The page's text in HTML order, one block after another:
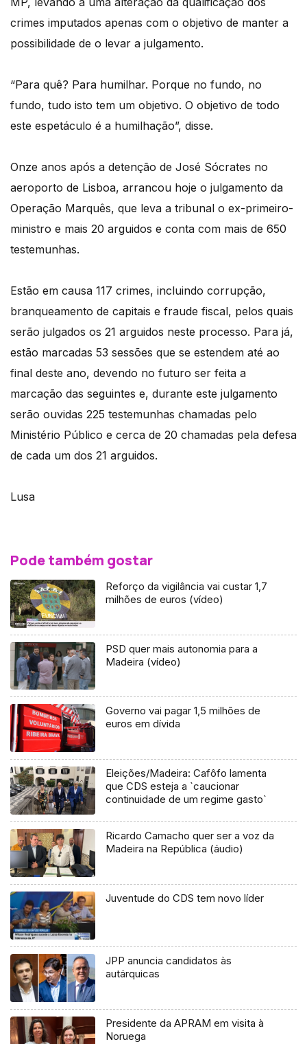
crimes imputados apenas com o objetivo de manter a
possibilidade de o levar a julgamento.
“Para quê? Para humilhar. Porque no fundo, no
fundo, tudo isto tem um objetivo. O objetivo de todo
este espetáculo é a humilhação”, disse.
Onze anos após a detenção de José Sócrates no
aeroporto de Lisboa, arrancou hoje o julgamento da
Operação Marquês, que leva a tribunal o ex-primeiro-
ministro e mais 20 arguidos e conta com mais de 650
testemunhas.
Estão em causa 117 crimes, incluindo corrupção,
branqueamento de capitais e fraude fiscal, pelos quais
serão julgados os 21 arguidos neste processo. Para já,
estão marcadas 53 sessões que se estendem até ao
final deste ano, devendo no futuro ser feita a
marcação das seguintes e, durante este julgamento
serão ouvidas 225 testemunhas chamadas pelo
Ministério Público e cerca de 20 chamadas pela defesa
de cada um dos 21 arguidos.
Lusa
Pode também gostar
Reforço da vigilância vai custar 1,7
milhões de euros (vídeo)
PSD quer mais autonomia para a
Madeira (vídeo)
Governo vai pagar 1,5 milhões de
euros em dívida
Eleições/Madeira: Cafôfo lamenta
que CDS esteja a `caucionar
continuidade de um regime gasto`
Ricardo Camacho quer ser a voz da
Madeira na República (áudio)
Juventude do CDS tem novo líder
JPP anuncia candidatos às
autárquicas
Presidente da APRAM em visita à
Noruega